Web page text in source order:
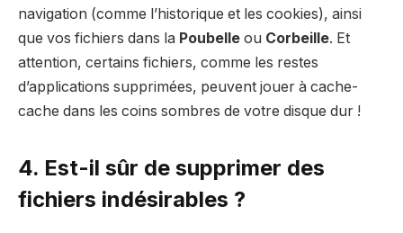
navigation (comme l’historique et les cookies), ainsi
que vos fichiers dans la Poubelle ou Corbeille. Et
attention, certains fichiers, comme les restes
d’applications supprimées, peuvent jouer à cache-
cache dans les coins sombres de votre disque dur !
4. Est-il sûr de supprimer des
fichiers indésirables ?